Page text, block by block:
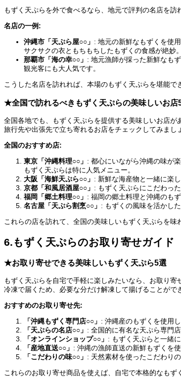
もずく天ぷらを外で食べるなら、地元で評判の名店を
名店の一例:
沖縄市「天ぷら屋○○」 : 地元の新鮮なもずくを使
サクサクの衣ともちもちしたもずくの食感が絶妙。
那覇市「海の幸○○」 : 地元漁師が採った新鮮なも
観光客にも大人気です。
こうした名店を訪れれば、本場のもずく天ぷらを堪能で
★全国で訪れるべきもずく天ぷらの美味しいお店
全国各地でも、もずく天ぷらを提供する美味しいお店が
旅行先や出張先で立ち寄れるお店をチェックしてみまし
全国のおすすめ店:
東京「沖縄料理○○」 : 都心にいながら沖縄の味が楽
もずく天ぷらは特に人気メニュー。
大阪「海鮮天ぷら○○」 : 新鮮な海産物と一緒に楽
京都「和風居酒屋○○」 : もずく天ぷらにこだわっ
福岡「郷土料理○○」 : 福岡の郷土料理と沖縄のも
名古屋「天ぷら割烹○○」 : もずくの風味を活かし
これらの店を訪れて、全国の美味しいもずく天ぷらを味
6.もずく天ぷらのお取り寄せガイド
★お取り寄せできる美味しいもずく天ぷら5選
もずく天ぷらを自宅で手軽に楽しみたいなら、お取り寄
冷凍で届くため、必要な分だけ解凍して揚げることがで
おすすめのお取り寄せ先:
「沖縄もずく専門店○○」 : 沖縄産のもずくを使用
「天ぷらの名店○○」 : 全国的に有名な天ぷら専門
「オンラインショップ○○」 : もずく天ぷらと一緒
「産地直送○○」 : 沖縄の漁師直送の新鮮もずくを
「こだわりの味○○」 : 天然素材を使ったこだわり
これらのお取り寄せ商品を使えば、自宅で本格的なもず